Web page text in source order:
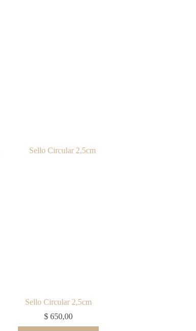
Sello Circular 2,5cm
$650,00